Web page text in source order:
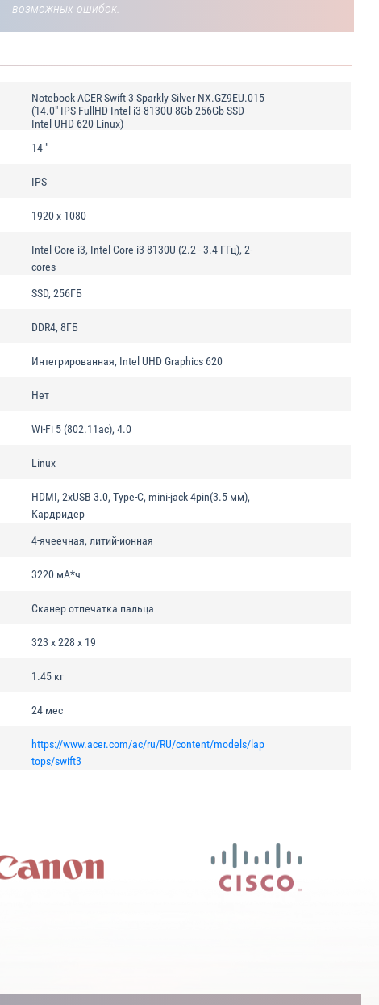
возможных ошибок.
Notebook ACER Swift 3 Sparkly Silver NX.GZ9EU.015
(14.0" IPS FullHD Intel i3-8130U 8Gb 256Gb SSD
Intel UHD 620 Linux)
14 "
IPS
1920 x 1080
Intel Core i3, Intel Core i3-8130U (2.2 - 3.4 ГГц), 2-
cores
SSD, 256ГБ
DDR4, 8ГБ
Интегрированная, Intel UHD Graphics 620
Нет
Wi-Fi 5 (802.11ac), 4.0
Linux
HDMI, 2xUSB 3.0, Type-C, mini-jack 4pin(3.5 мм),
Кардридер
4-ячеечная, литий-ионная
3220 мА*ч
Сканер отпечатка пальца
323 x 228 x 19
1.45 кг
24 мес
https://www.acer.com/ac/ru/RU/content/models/lap
tops/swift3